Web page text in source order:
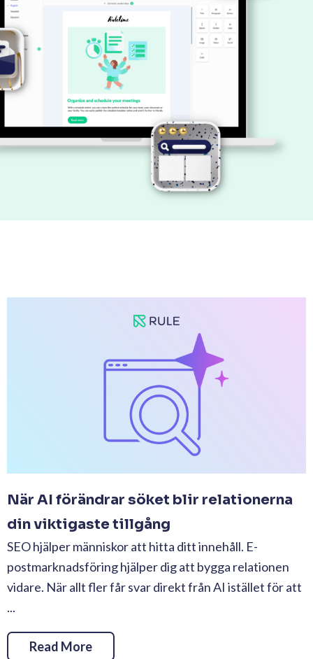
När AI förändrar söket blir relationerna
din viktigaste tillgång
SEO hjälper människor att hitta ditt innehåll. E-
postmarknadsföring hjälper dig att bygga relationen
vidare. När allt fler får svar direkt från AI istället för att
...
Read More